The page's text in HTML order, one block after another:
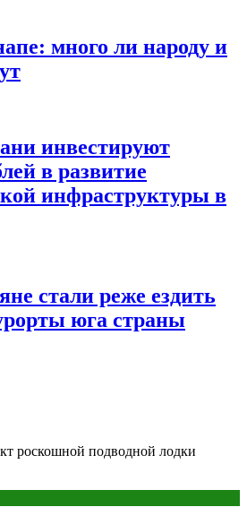
много ли народу и
инвестируют
в развитие
инфраструктуры в
стали реже ездить
юга страны
роскошной подводной лодки